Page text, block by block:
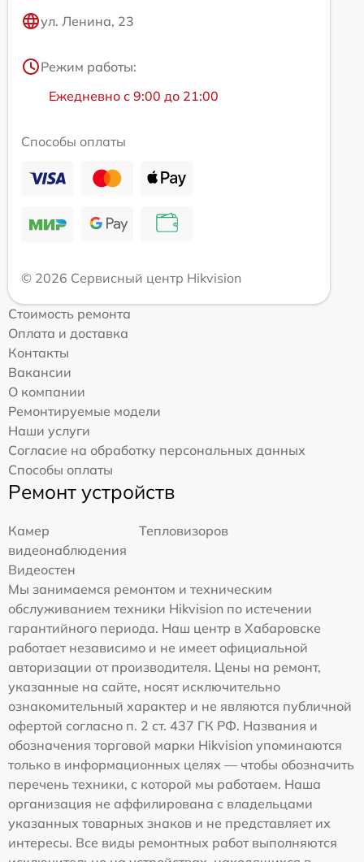
ул. Ленина, 23
Режим работы:
Ежедневно с 9:00 до 21:00
Способы оплаты
© 2026 Сервисный центр Hikvision
Стоимость ремонта
Оплата и доставка
Контакты
Вакансии
О компании
Ремонтируемые модели
Наши услуги
Согласие на обработку персональных данных
Способы оплаты
Ремонт устройств
Камер
видеонаблюдения
Тепловизоров
Видеостен
Мы занимаемся ремонтом и техническим
обслуживанием техники Hikvision по истечении
гарантийного периода. Наш центр в Хабаровске
работает независимо и не имеет официальной
авторизации от производителя. Цены на ремонт,
указанные на сайте, носят исключительно
ознакомительный характер и не являются публичной
офертой согласно п. 2 ст. 437 ГК РФ. Названия и
обозначения торговой марки Hikvision упоминаются
только в информационных целях — чтобы обозначить
перечень техники, с которой мы работаем. Наша
организация не аффилирована с владельцами
указанных товарных знаков и не представляет их
интересы. Все виды ремонтных работ выполняются